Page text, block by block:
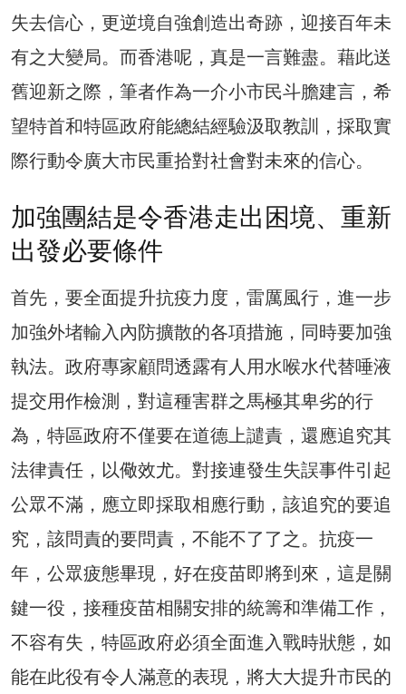
失去信心，更逆境自強創造出奇跡，迎接百年未
有之大變局。而香港呢，真是一言難盡。藉此送
舊迎新之際，筆者作為一介小市民斗膽建言，希
望特首和特區政府能總結經驗汲取教訓，採取實
際行動令廣大市民重拾對社會對未來的信心。
加強團結是令香港走出困境、重新
出發必要條件
首先，要全面提升抗疫力度，雷厲風行，進一步
加強外堵輸入內防擴散的各項措施，同時要加強
執法。政府專家顧問透露有人用水喉水代替唾液
提交用作檢測，對這種害群之馬極其卑劣的行
為，特區政府不僅要在道德上譴責，還應追究其
法律責任，以儆效尤。對接連發生失誤事件引起
公眾不滿，應立即採取相應行動，該追究的要追
究，該問責的要問責，不能不了了之。抗疫一
年，公眾疲態畢現，好在疫苗即將到來，這是關
鍵一役，接種疫苗相關安排的統籌和準備工作，
不容有失，特區政府必須全面進入戰時狀態，如
能在此役有令人滿意的表現，將大大提升市民的